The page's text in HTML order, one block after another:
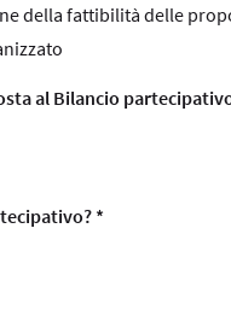
della fattibilità delle
al Bilancio
*